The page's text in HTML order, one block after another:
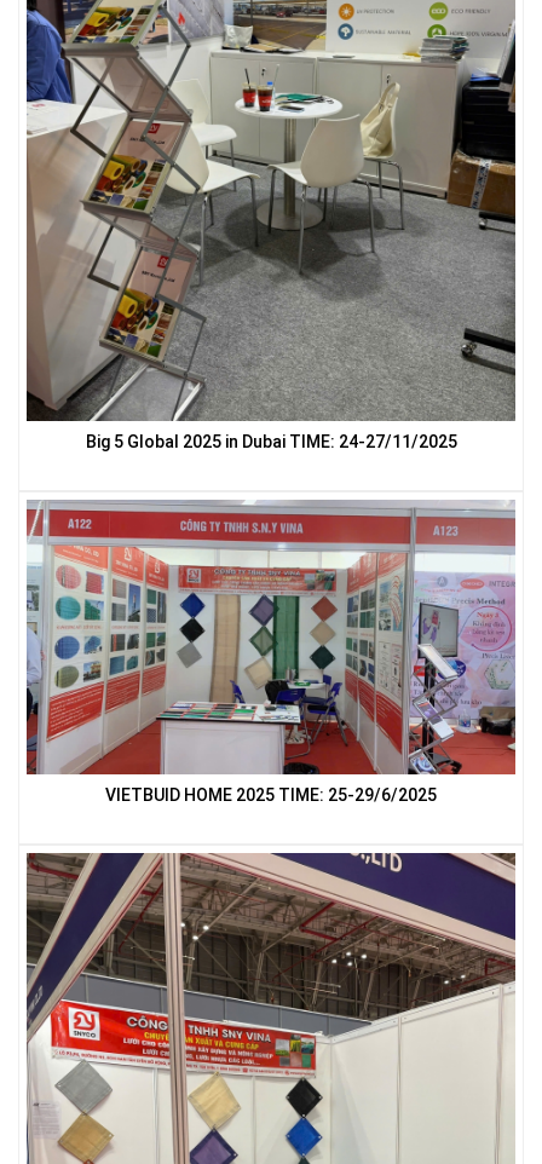
LƯỚI NUÔI TRỒNG HẢI SẢN
LƯỚI CHẮN GIÓ
LƯỚI CHẮN CÔN TRÙNG
LƯỚI CHE NẮNG
LƯỚI CHE NẮNG
LƯỚI CHẮN CHIM
Big 5 Global 2025 in Dubai TIME: 24-27/11/2025
VIETBUID HOME 2025 TIME: 25-29/6/2025